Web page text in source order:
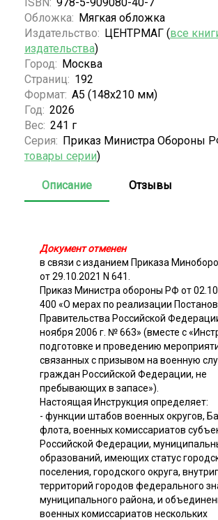
Обложка: Мягкая обложка
Издательство: ЦЕНТРМАГ (все
издательства)
Город: Москва
Страниц: 192
Формат: А5 (148x210 мм)
Год: 2026
Вес: 241 г
Серия: Приказ Министра Обороны
товары серии)
Описание Отзывы
Документ отменен
в связи с изданием Приказа
от 29.10.2021 N 641.
Приказ Министра обороны РФ от
400 «О мерах по реализации
Правительства Российской
ноября 2006 г. № 663» (вместе с
подготовке и проведению
связанных с призывом на военную
граждан Российской Федерации, не
пребывающих в запасе»).
Настоящая Инструкция определяет:
- функции штабов военных округов,
флота, военных комиссариатов
Российской Федерации,
образований, имеющих статус
поселения, городского округа,
территорий городов федерального
муниципального района, и
военных комиссариатов нескольких